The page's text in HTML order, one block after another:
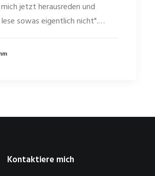
jetzt herausreden und
lese sowas eigentlich nicht".…
Kontaktiere mich